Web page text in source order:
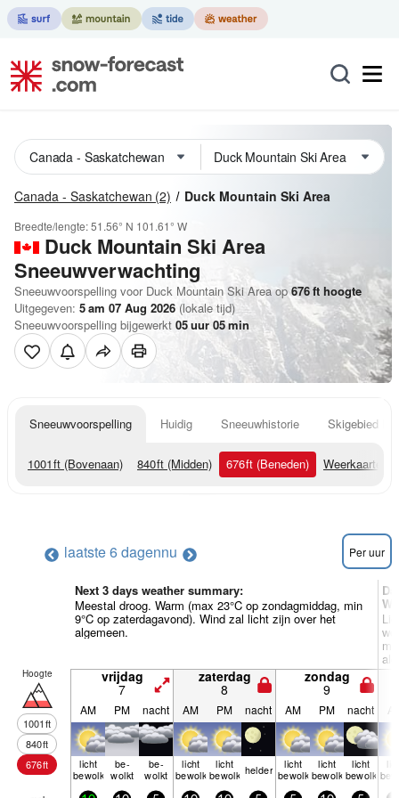
Canada - Saskatchewan (2) Duck Mountain Ski Area
Breedte/lengte:51.56° N 101.61° W
Duck Mountain Ski Area
Sneeuwverwachting
Sneeuwvoorspelling voor Duck Mountain Ski Area op 676ft hoogte
Uitgegeven: 5 am 07 Aug 2026 (lokale tijd)
Sneeuwvoorspelling bijgewerkt 05uur05min
Sneeuwvoorspelling Huidig Sneeuwhistorie Skigebied
1001ft (Bovenaan) 840ft (Midden) 676ft (Beneden) Weerkaarten
laatste 6 dagennu Per uur
Next 3 days weather summary:
Meestal droog. Warm (max 23°C op zondagmiddag, min
9°C op zaterdagavond). Wind zal licht zijn over het
algemeen.
Hoogte
1001ft
840ft
676ft
vrijdag
7
zaterdag
8
zondag
9
AM PM nacht AM PM nacht AM PM nacht
licht
bewolkt
be­
wolkt
be­
wolkt
licht
bewolkt
licht
bewolkt helder licht
bewolkt
licht
bewolkt
licht
bewolkt